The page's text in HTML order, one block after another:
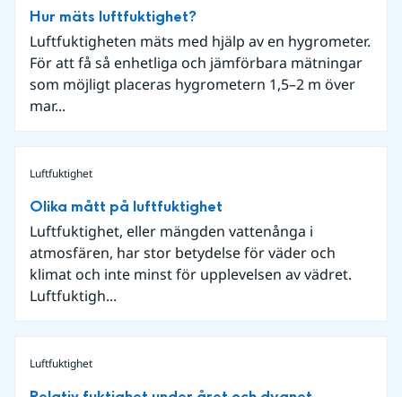
Hur mäts luftfuktighet?
Luftfuktigheten mäts med hjälp av en hygrometer.
För att få så enhetliga och jämförbara mätningar
som möjligt placeras hygrometern 1,5–2 m över
mar...
Luftfuktighet
Olika mått på luftfuktighet
Luftfuktighet, eller mängden vattenånga i
atmosfären, har stor betydelse för väder och
klimat och inte minst för upplevelsen av vädret.
Luftfuktigh...
Luftfuktighet